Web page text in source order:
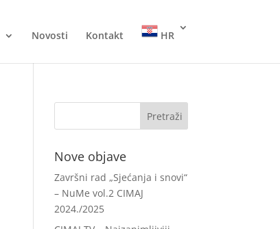
Novosti Kontakt HR
Nove objave
Završni rad „Sjećanja i snovi“
– NuMe vol.2 CIMAJ
2024./2025